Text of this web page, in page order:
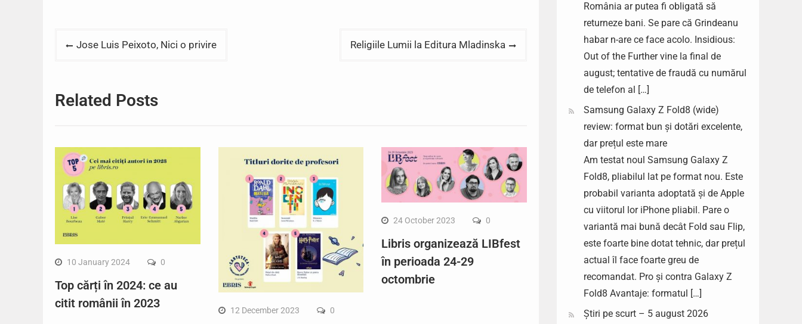
PostJose Luis Peixoto, Nici o privire Religiile Lumii la Editura Mladinska
Related Posts
10 January 2024 0
Top cărți în 2024: ce au
citit românii în 2023
12 December 2023 0
24 October 2023 0
Libris organizează LIBfest
în perioada 24-29
octombrie
România ar putea fi obligată să
returneze bani. Se pare că Grindeanu
habar n-are ce face acolo. Insidious:
Out of the Further vine la final de
august; tentative de fraudă cu numărul
de telefon al […]
Samsung Galaxy Z Fold8 (wide)
review: format bun și dotări excelente,
dar prețul este mare
Am testat noul Samsung Galaxy Z
Fold8, pliabilul lat pe format nou. Este
probabil varianta adoptată și de Apple
cu viitorul lor iPhone pliabil. Pare o
variantă mai bună decât Fold sau Flip,
este foarte bine dotat tehnic, dar prețul
actual îl face foarte greu de
recomandat. Pro și contra Galaxy Z
Fold8 Avantaje: formatul […]
Știri pe scurt – 5 august 2026